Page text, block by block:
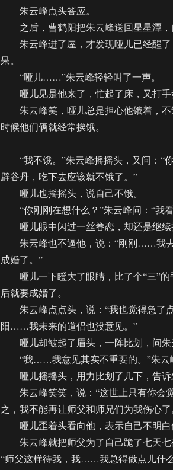
朱云峰点头答应。
之后，曹鹤阳把朱云峰送回星星潭，
朱云峰进了屋，才发现哑儿已经醒了
呆。
“哑儿……”朱云峰轻轻叫了一声。
哑儿见是他来了，忙起了床，又打手
朱云峰笑，哑儿总是担心他饿着，不
时候他们俩就经常挨饿。
“我不饿。”朱云峰摇摇头，又问：“
辟谷丹，吃下去应该就不饿了。”
哑儿也摇摇头，说自己不饿。
“你刚刚在想什么？”朱云峰问：“我
哑儿眼中闪过一丝眷恋，却还是继续
朱云峰也不逼他，说：“刚刚……我
成婚了。”
哑儿一下瞪大了眼睛，比了个“三”的
后就要成婚了。
朱云峰点点头，说：“我也觉得急
阳……我未来的道侣也没意见。”
哑儿却皱起了眉头，一阵比划，问朱
“我……我意见其实不重要的。”朱云
哑儿摇摇头，用力比划了几下，告诉
朱云峰笑笑，说：“这世上只有你
之，我不能再让师父和师兄们为我伤心了
哑儿歪着头看向他，表示自己不明白
朱云峰就把师父为了自己跪了七天七
“师父这样待我，我……我总得做点儿什